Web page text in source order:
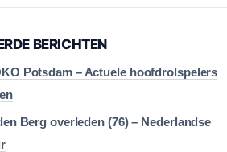
BERICHTEN
Potsdam – Actuele hoofdrolspelers
Berg overleden (76) – Nederlandse